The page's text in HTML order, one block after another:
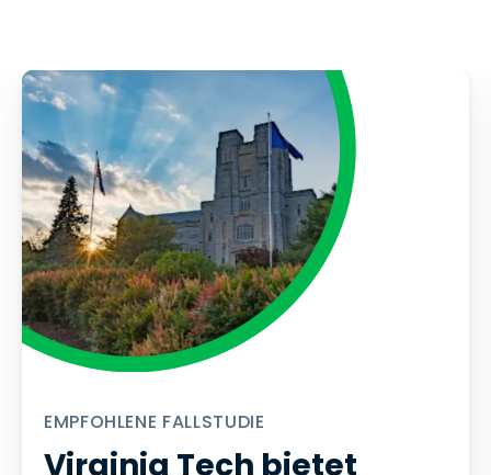
EMPFOHLENE FALLSTUDIE
Virginia Tech bietet